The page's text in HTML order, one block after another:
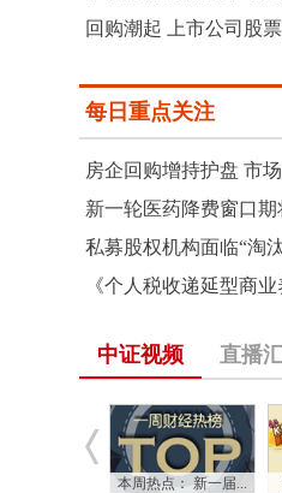
回购潮起 上市公司股
每日重点关注
房企回购增持护盘 市
新一轮医药降费窗口期
私募股权机构面临“淘
《个人税收递延型商
中证视频 直播
本周热点： 新一届...